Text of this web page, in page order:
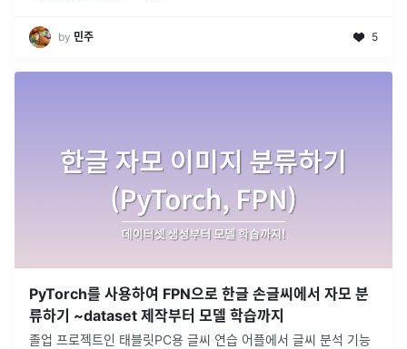
by 민주 5
PyTorch를 사용하여 FPN으로 한글 손글씨에서 자모 분
류하기 ~dataset 제작부터 모델 학습까지
졸업 프로젝트인 태블릿PC용 글씨 연습 어플에서 글씨 분석 기능